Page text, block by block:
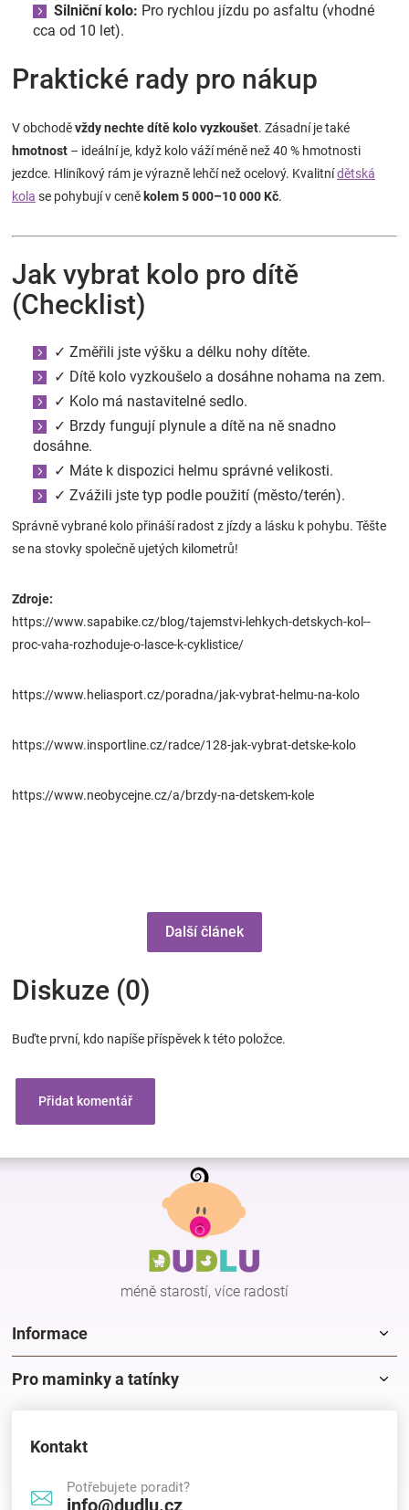
Silniční kolo: Pro rychlou jízdu po asfaltu (vhodné
cca od 10 let).
Praktické rady pro nákup
V obchoděvždy nechte dítě kolo vyzkoušet. Zásadní je také
hmotnost – ideální je, když kolo váží méně než 40 % hmotnosti
jezdce. Hliníkový rám je výrazně lehčí než ocelový. Kvalitnídětská
kola se pohybují v ceněkolem 5 000–10 000 Kč.
Jak vybrat kolo pro dítě
(Checklist)
✓ Změřili jste výšku a délku nohy dítěte.
✓ Dítě kolo vyzkoušelo a dosáhne nohama na zem.
✓ Kolo má nastavitelné sedlo.
✓ Brzdy fungují plynule a dítě na ně snadno
dosáhne.
✓ Máte k dispozici helmu správné velikosti.
✓ Zvážili jste typ podle použití (město/terén).
Správně vybrané kolo přináší radost z jízdy a lásku k pohybu. Těšte
se na stovky společně ujetých kilometrů!
Zdroje:
https://www.sapabike.cz/blog/tajemstvi-lehkych-detskych-kol--
proc-vaha-rozhoduje-o-lasce-k-cyklistice/
https://www.heliasport.cz/poradna/jak-vybrat-helmu-na-kolo
https://www.insportline.cz/radce/128-jak-vybrat-detske-kolo
https://www.neobycejne.cz/a/brzdy-na-detskem-kole
Další článek
Diskuze (0)
Buďte první, kdo napíše příspěvek k této položce.
Přidat komentář
Z
méně starostí, více radostí
Informace
Pro maminky a tatínky
Kontakt
Potřebujete poradit?